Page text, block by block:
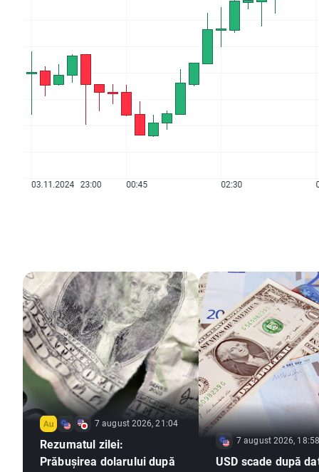
7 august 2026, 21:04
Rezumatul zilei:
Prăbușirea dolarului după
7 august 2026, 18:58
USD scade după